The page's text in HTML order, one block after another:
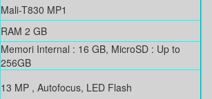
Mali-T830 MP1
RAM 2 GB
Memori Internal : 16 GB, MicroSD : Up to
256GB
13 MP , Autofocus, LED Flash